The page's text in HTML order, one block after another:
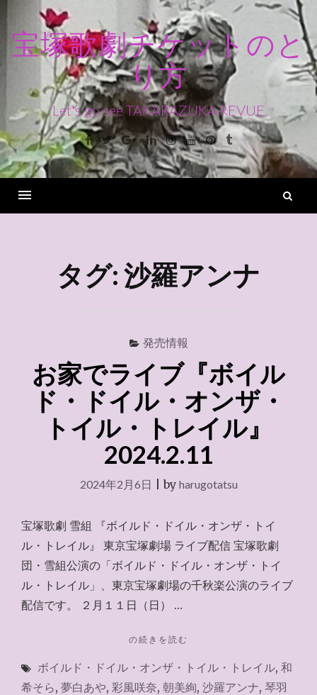
ン
ス
キ
ッ
宝塚歌劇チケットのと
り方
Let's go see TAKARAZUKA REVUE
Facebook
TwitterGoogle+LinkedinInstagram
YoutubePinterest
Tumblr
タグ:沙羅アンナ
発売情報
お家でライブ『ボイル
ド・ドイル・オンザ・
トイル・トレイル』
2024.2.11
2024年2月6日 |by harugotatsu
宝塚歌劇 雪組 『ボイルド・ドイル・オンザ・トイ
ル・トレイル』 東京宝塚劇場 ライブ配信 宝塚歌劇
団・雪組公演の「ボイルド・ドイル・オンザ・トイ
ル・トレイル」、東京宝塚劇場の千秋楽公演のライブ
配信です。 ２月１１日（日） …
"お
で
ラ
の続きを読む
ボイルド・ドイル・オンザ・トイル・トレイル, 和
希そら, 夢白あや, 彩風咲奈, 朝美絢, 沙羅アンナ, 琴羽